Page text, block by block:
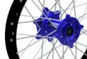
pueden
elegir
en
la
página